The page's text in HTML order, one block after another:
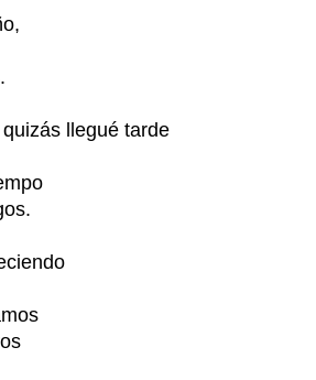
llegué tarde